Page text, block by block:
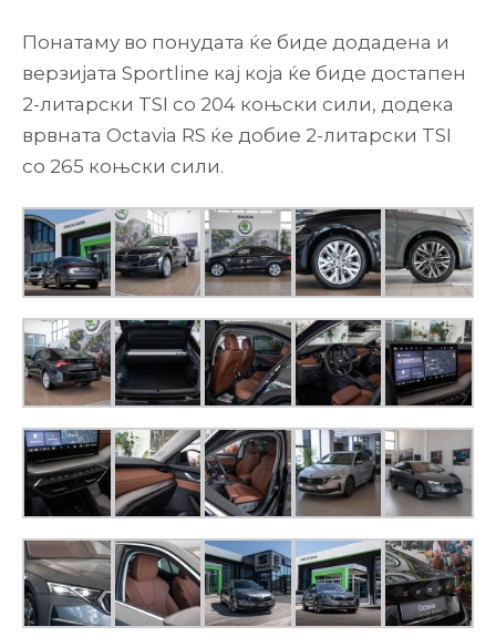
Понатаму во понудата ќе биде додадена и
верзијата Sportline кај која ќе биде достапен
2-литарски TSI со 204 коњски сили, додека
врвната Octavia RS ќе добие 2-литарски TSI
со 265 коњски сили.